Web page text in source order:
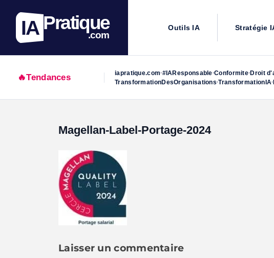
IA Pratique
.com
Outils IA Stratégie
🔥Tendances iapratique.com•#IAResponsable•Conformite• Droit
TransformationDesOrganisations•TransformationIA•
Magellan-Label-Portage-2024
Laisser un commentaire